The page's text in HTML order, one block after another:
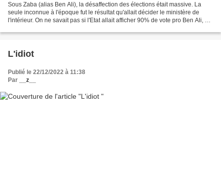
Sous Zaba (alias Ben Ali), la désaffection des élections était massive. La
seule inconnue à l'époque fut le résultat qu'allait décider le ministère de
l'intérieur. On ne savait pas si l'Etat allait afficher 90% de vote pro Ben Ali, ou
L'idiot
Publié le 22/12/2022 à 11:38
Par
__z__